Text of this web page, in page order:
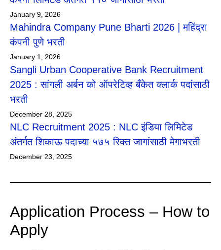
January 9, 2026
Mahindra Company Pune Bharti 2026 | महिंद्रा
कंपनी पुणे भरती
January 1, 2026
Sangli Urban Cooperative Bank Recruitment
2025 : सांगली अर्बन को ऑपरेटिव्ह बँकेत क्लार्क पदांसाठी
भरती
December 28, 2025
NLC Recruitment 2025 : NLC इंडिया लिमिटेड
अंतर्गत शिकाऊ पदाच्या ५७५ रिक्त जागांसाठी मेगाभरती
December 23, 2025
Application Process – How to
Apply